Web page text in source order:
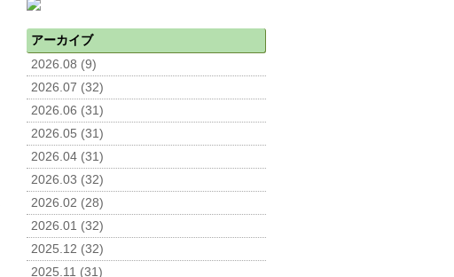
アーカイブ
2026.08 (9)
2026.07 (32)
2026.06 (31)
2026.05 (31)
2026.04 (31)
2026.03 (32)
2026.02 (28)
2026.01 (32)
2025.12 (32)
2025.11 (31)